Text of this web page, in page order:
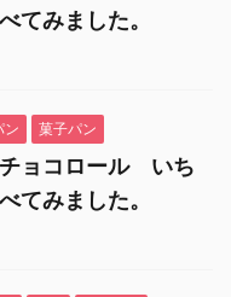
みました。
ン 菓子パン
ョコロール いち
てみました。